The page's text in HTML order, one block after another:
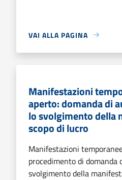
VAI ALLA PAGINA
Manifestazioni
aperto: domanda di
lo svolgimento della
scopo di lucro
Manifestazioni
procedimento di domanda
svolgimento della